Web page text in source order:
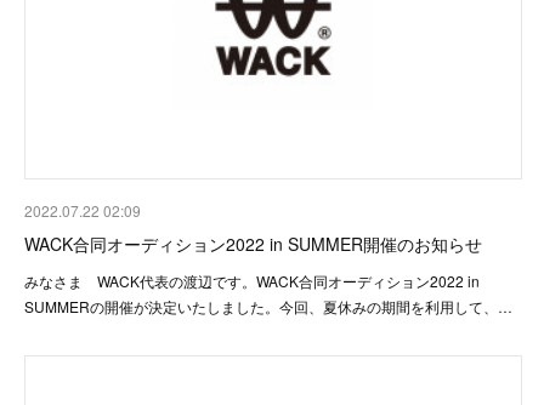
2022.07.22 02:09
WACK合同オーディション2022 in SUMMER開催のお知らせ
みなさま WACK代表の渡辺です。WACK合同オーディション2022 in
SUMMERの開催が決定いたしました。今回、夏休みの期間を利用して、…